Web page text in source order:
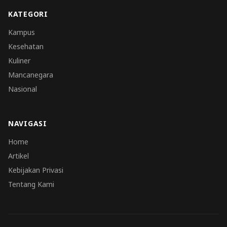
KATEGORI
Kampus
Kesehatan
Kuliner
Mancanegara
Nasional
NAVIGASI
Home
Artikel
Kebijakan Privasi
Tentang Kami